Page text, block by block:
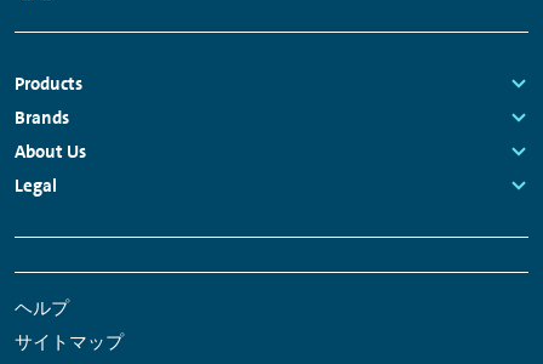
Footer
Navigation
Products
Links:
Brands
Links:
About Us
Links:
Legal
Navigation
ヘルプ
サイトマップ
Media
Network